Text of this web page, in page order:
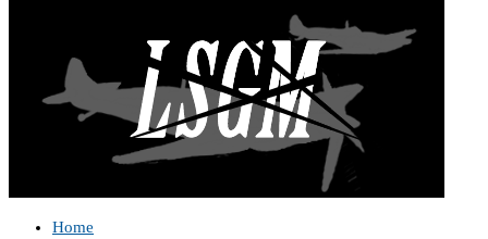
Home